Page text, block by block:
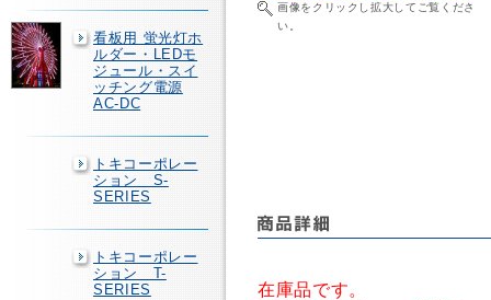
看板用 蛍光灯ホ
ルダー・LEDモ
ジュール・スイ
ッチング電源
AC-DC
トキコーポレー
ション S-
SERIES
トキコーポレー
ション T-
SERIES
画像をクリックし拡大してご覧くださ
い。
在庫品です。